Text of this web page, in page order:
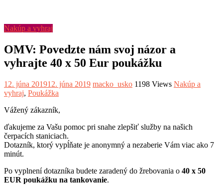
Nakúp a vyhraj
OMV: Povedzte nám svoj názor a
vyhrajte 40 x 50 Eur poukážku
12. júna 201912. júna 2019 macko_usko 1198 Views Nakúp a
vyhraj, Poukážka
Vážený zákazník,
ďakujeme za Vašu pomoc pri snahe zlepšiť služby na našich
čerpacích staniciach.
Dotazník, ktorý vypĺňate je anonymný a nezaberie Vám viac ako 7
minút.
Po vyplnení dotazníka budete zaradený do žrebovania o 40 x 50
EUR poukážku na tankovanie.